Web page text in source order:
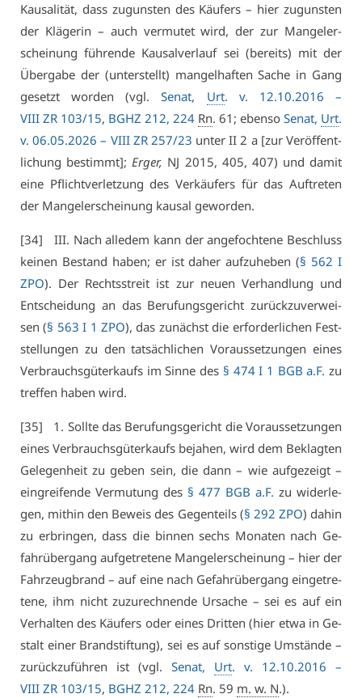
Kau­sa­li­tät, dass zu­guns­ten des Käu­fers – hier zu­guns­ten
der Klä­ge­rin – auch ver­mu­tet wird, der zur Man­gel­er­
schei­nung füh­ren­de Kau­sal­ver­lauf sei (be­reits) mit der
Über­ga­be der (un­ter­stellt) man­gel­haf­ten Sa­che in Gang
ge­setzt wor­den (vgl.Se­nat, Urt. v. 12.10.2016 –
VI­II ZR 103/15, BGHZ 212, 224 Rn. 61; eben­so Se­nat, Urt.
v. 06.05.2026 – VI­II ZR 257/23 un­ter II 2 a [zur Ver­öf­fent­
li­chung be­stimmt];Er­ger, NJ 2015, 405, 407) und da­mit
ei­ne Pflicht­ver­let­zung des Ver­käu­fers für das Auf­tre­ten
der Man­gel­er­schei­nung kau­sal ge­wor­den.
[34] III. Nach al­le­dem kann der an­ge­foch­te­ne Be­schluss
kei­nen Be­stand ha­ben; er ist da­her auf­zu­he­ben (§ 562 I
ZPO). Der Rechts­streit ist zur neu­en Ver­hand­lung und
Ent­schei­dung an das Be­ru­fungs­ge­richt zu­rück­zu­ver­wei­
sen (§ 563 I 1 ZPO), das zu­nächst die er­for­der­li­chen Fest­
stel­lun­gen zu den tat­säch­li­chen Vor­aus­set­zun­gen ei­nes
Ver­brauchs­gü­ter­kaufs im Sin­ne des § 474 I 1 BGB a.F. zu
tref­fen ha­ben wird.
[35] 1. Soll­te das Be­ru­fungs­ge­richt die Vor­aus­set­zun­gen
ei­nes Ver­brauchs­gü­ter­kaufs be­ja­hen, wird dem Be­klag­ten
Ge­le­gen­heit zu ge­ben sein, die dann – wie auf­ge­zeigt –
ein­grei­fen­de Ver­mu­tung des § 477 BGB a.F. zu wi­der­le­
gen, mit­hin den Be­weis des Ge­gen­teils (§ 292 ZPO) da­hin
zu er­brin­gen, dass die bin­nen sechs Mo­na­ten nach Ge­
fahr­über­gang auf­ge­tre­te­ne Man­gel­er­schei­nung – hier der
Fahr­zeug­brand – auf ei­ne nach Ge­fahr­über­gang ein­ge­tre­
te­ne, ihm nicht zu­zu­rech­nen­de Ur­sa­che – sei es auf ein
Ver­hal­ten des Käu­fers oder ei­nes Drit­ten (hier et­wa in Ge­
stalt ei­ner Brand­stif­tung), sei es auf sons­ti­ge Um­stän­de –
zu­rück­zu­füh­ren ist (vgl. Se­nat, Urt. v. 12.10.2016 –
VI­II ZR 103/15, BGHZ 212, 224 Rn. 59 m. w. N.).